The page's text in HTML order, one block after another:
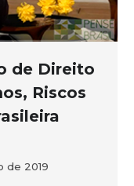
de Direito
Riscos
de 2019